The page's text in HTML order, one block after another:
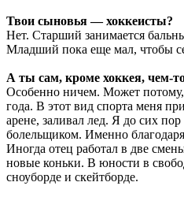
Твои сыновья — хоккеисты?
Нет. Старший занимается
Младший пока еще мал, чтобы
А ты сам, кроме хоккея, чем-
Особенно ничем. Может потому,
года. В этот вид спорта меня
арене, заливал лед. Я до сих
болельщиком. Именно
Иногда отец работал в две
новые коньки. В юности в
сноуборде и скейтборде.